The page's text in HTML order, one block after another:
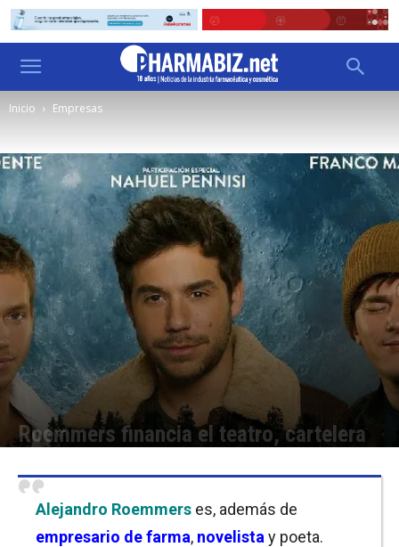
Inicio Empresas
Roemmers financia el teatro, cartelera
Alejandro Roemmers es, además de
empresario de farma, novelista y poeta.